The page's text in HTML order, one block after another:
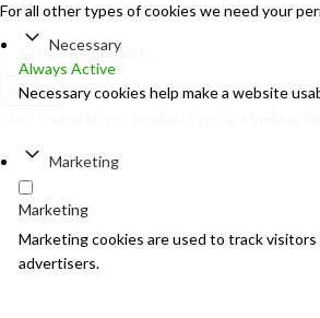
Search
For all other types of cookies we need your
Necessary
Always Active
Necessary cookies help make a website
Marketing
Marketing
Marketing cookies are used to track
advertisers.